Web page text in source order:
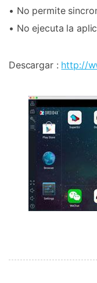
• No permite
• No ejecuta la
Descargar : http://